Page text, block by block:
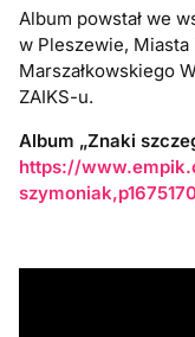
Album powstał we
w Pleszewie, Miasta
Marszałkowskiego
ZAIKS-u.
Album „Znaki
https://